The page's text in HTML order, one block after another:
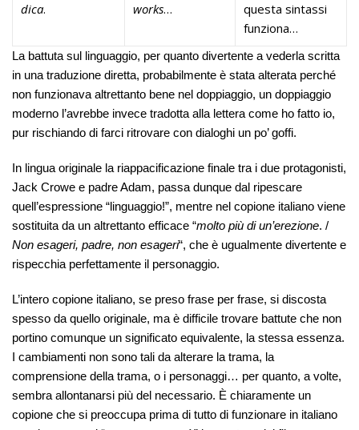
dica.
works…
questa sintassi
funziona…
La battuta sul linguaggio, per quanto divertente a vederla scritta
in una traduzione diretta, probabilmente è stata alterata perché
non funzionava altrettanto bene nel doppiaggio, un doppiaggio
moderno l’avrebbe invece tradotta alla lettera come ho fatto io,
pur rischiando di farci ritrovare con dialoghi un po’ goffi.
In lingua originale la riappacificazione finale tra i due protagonisti,
Jack Crowe e padre Adam, passa dunque dal ripescare
quell’espressione “linguaggio!”, mentre nel copione italiano viene
sostituita da un altrettanto efficace “molto più di un’erezione. /
Non esageri, padre, non esageri“, che è ugualmente divertente e
rispecchia perfettamente il personaggio.
L’intero copione italiano, se preso frase per frase, si discosta
spesso da quello originale, ma è difficile trovare battute che non
portino comunque un significato equivalente, la stessa essenza.
I cambiamenti non sono tali da alterare la trama, la
comprensione della trama, o i personaggi… per quanto, a volte,
sembra allontanarsi più del necessario. È chiaramente un
copione che si preoccupa prima di tutto di funzionare in italiano